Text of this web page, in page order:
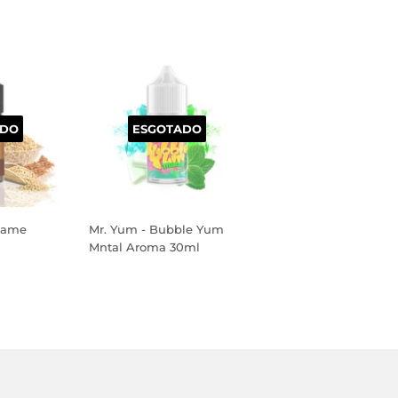
ESGOTADO
Mr. Yum - Bubble Yum
Mntal Aroma 30ml